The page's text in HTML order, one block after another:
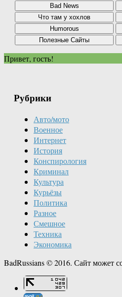
Привет, гость!
Рубрики
Авто/мото
Военное
Интернет
История
Конспирология
Криминал
Культура
Курьёзы
Политика
Разное
Смешное
Техника
Экономика
BadRussians © 2016. Сайт может